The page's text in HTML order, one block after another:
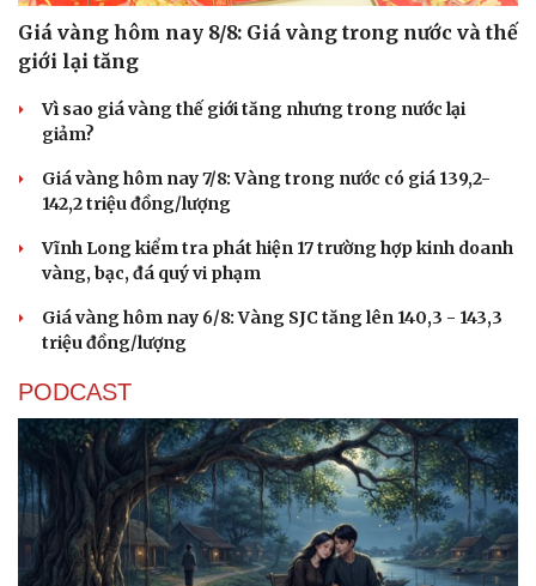
Giá vàng hôm nay 8/8: Giá vàng trong nước và thế
giới lại tăng
Vì sao giá vàng thế giới tăng nhưng trong nước lại
giảm?
Giá vàng hôm nay 7/8: Vàng trong nước có giá 139,2-
142,2 triệu đồng/lượng
Vĩnh Long kiểm tra phát hiện 17 trường hợp kinh doanh
vàng, bạc, đá quý vi phạm
Giá vàng hôm nay 6/8: Vàng SJC tăng lên 140,3 - 143,3
triệu đồng/lượng
PODCAST